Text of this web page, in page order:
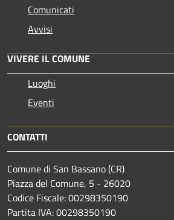
Comunicati
Avvisi
VIVERE IL COMUNE
Luoghi
Eventi
CONTATTI
Comune di San Bassano (CR)
Piazza del Comune, 5 - 26020
Codice Fiscale: 00298350190
Partita IVA: 00298350190